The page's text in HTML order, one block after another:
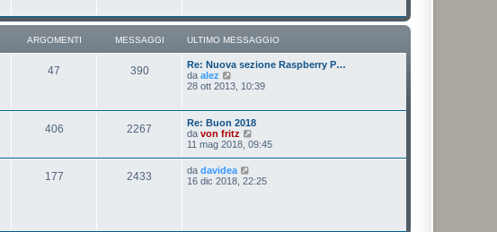
g
o
e
s
s
g
o
u
t
i
m
m
s
s
a
g
o
ARGOMENTI MESSAGGI ULTIMO MESSAGGIO
47 390
Re: Nuova sezione Raspberry P…
da alez
e
u
t
i
m
o
m
28 ott 2013, 10:39
406 2267
Re: Buon 2018
da von fritz
e
u
l
o
11 mag 2018, 09:45
177 2433 da davidea
e
16 dic 2018, 22:25